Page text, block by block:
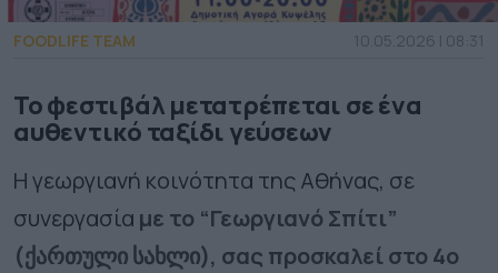
FOODLIFE TEAM 10.05.2026 | 08:31
Το φεστιβάλ μετατρέπεται σε ένα
αυθεντικό ταξίδι γεύσεων
Η γεωργιανή κοινότητα της Αθήνας, σε
συνεργασία με το “Γεωργιανό Σπίτι”
(ქართული სახლი), σας προσκαλεί στο 4ο